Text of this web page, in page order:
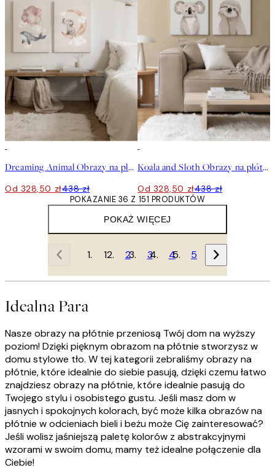
Dreaming Animal Obrazy na płótnie Duo
Od 328,50 zł438 zł
Koala and Sloth Obrazy na płótnie Duo
Od 328,50 zł438 zł
POKAŻ WIĘCEJ
POKAZANIE 36 Z 151 PRODUKTÓW
1 2 3 4 5
Idealna Para
Nasze obrazy na płótnie przeniosą Twój dom na wyższy
poziom! Dzięki pięknym obrazom na płótnie stworzysz w
domu stylowe tło. W tej kategorii zebraliśmy obrazy na
płótnie, które idealnie do siebie pasują, dzięki czemu łatwo
znajdziesz obrazy na płótnie, które idealnie pasują do
Twojego stylu i osobistego gustu. Jeśli masz dom w
jasnych i spokojnych kolorach, być może kilka obrazów na
płótnie w odcieniach bieli i beżu może Cię zainteresować?
Jeśli wolisz jaśniejszą paletę kolorów z abstrakcyjnymi
wzorami w swoim domu, mamy też idealne połączenie dla
Ciebie!